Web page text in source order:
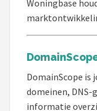
Woningbase
DomainScope
domeinen, DNS-
informatie